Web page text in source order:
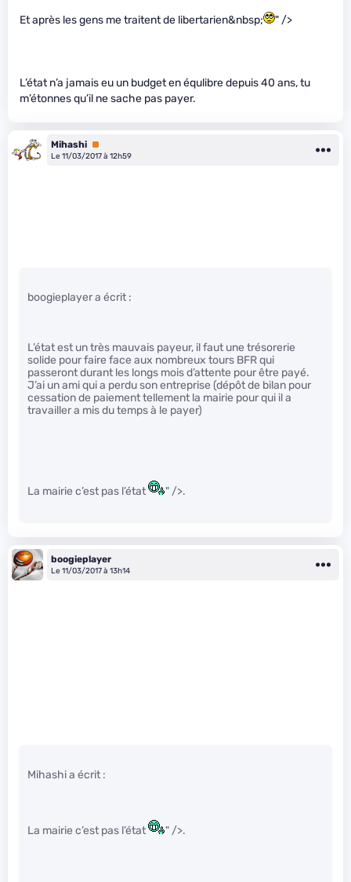
Et après les gens me traitent de libertarien&nbsp; " />
L’état n’a jamais eu un budget en équlibre depuis 40 ans, tu
m’étonnes qu’il ne sache pas payer.
Mihashi Premium
Le 11/03/2017 à 12h59
boogieplayer a écrit :
L’état est un très mauvais payeur, il faut une trésorerie
solide pour faire face aux nombreux tours BFR qui
passeront durant les longs mois d’attente pour être payé.
J’ai un ami qui a perdu son entreprise (dépôt de bilan pour
cessation de paiement tellement la mairie pour qui il a
travailler a mis du temps à le payer)
La mairie c’est pas l’état " />.
boogieplayer
Le 11/03/2017 à 13h14
Mihashi a écrit :
La mairie c’est pas l’état " />.